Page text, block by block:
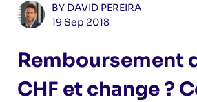
BY DAVID PEREIRA
19 Sep 2018
Remboursement
CHF et change ?